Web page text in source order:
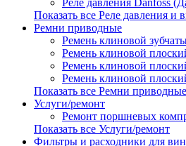
Реле давления Danfoss
Показать все Реле давления и
Ремни приводные
Ремень клиновой
Ремень клиновой
Ремень клиновой
Ремень клиновой
Показать все Ремни приводные
Услуги/ремонт
Ремонт поршневых
Показать все Услуги/ремонт
Фильтры и расходники для